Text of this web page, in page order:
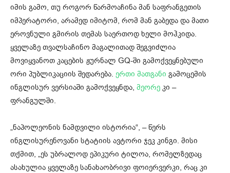
იმის გამო, თუ როგორ წარმოაჩინა მან საფრანგეთის
იმპერატორი, არამედ იმიტომ, რომ მან გაბედა და მათი
ეროვნული გმირის თემას საერთოდ ხელი მოჰკიდა.
ყველაზე თვალსაჩინო მაგალითად შეგვიძლია
მოვიყვანოთ კაცების ჟურნალ GQ-ში გამოქვეყნებული
ორი პუბლიკაციის შედარება. ერთი მათგანი გამოცემის
ინგლისურ ვერსიაში გამოქვეყნდა, მეორე კი –
ფრანგულში.
„ნაპოლეონის ნამდვილი ისტორია“, – წერს
ინგლისურენოვანი სტატიის ავტორი ჯეკ კინგი. მისი
თქმით, „ეს უბრალოდ ეპიკური ტილოა, რომელზედაც
ასახულია ყველაზე სანახაობრივი ფოიერვერკი, რაც კი